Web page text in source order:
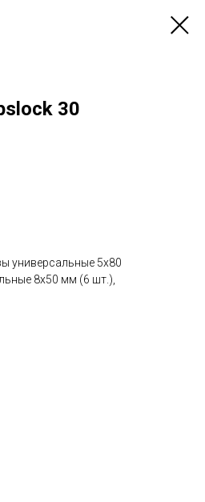
30
универсальные 5х80
8x50 мм (6 шт.),